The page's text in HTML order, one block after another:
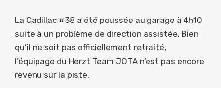
La Cadillac #38 a été poussée au garage à 4h10
suite à un problème de direction assistée. Bien
qu’il ne soit pas officiellement retraité,
l’équipage du Herzt Team JOTA n’est pas encore
revenu sur la piste.